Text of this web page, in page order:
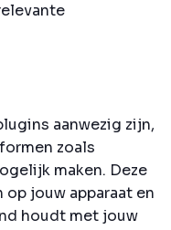
aanwezig zijn,
zoals
maken. Deze
jouw apparaat en
houdt met jouw